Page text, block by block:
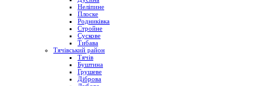
Неліпине
Плоске
Родниківка
Стройне
Сускове
Тибава
Тячівський район
Тячів
Буштина
Грушеве
Діброва